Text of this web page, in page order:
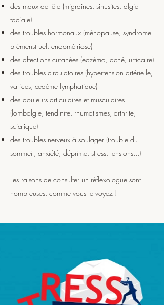
des maux de tête (migraines, sinusites, algie
faciale)
des troubles hormonaux (ménopause, syndrome
prémenstruel, endométriose)
des affections cutanées (eczéma, acné, urticaire)
des troubles circulatoires (hypertension artérielle,
varices, œdème lymphatique)
des douleurs articulaires et musculaires
(lombalgie, tendinite, rhumatismes, arthrite,
sciatique)
des troubles nerveux à soulager (trouble du
sommeil, anxiété, déprime, stress, tensions...)
Les raisons de consulter un réflexologue sont
nombreuses, comme vous le voyez !